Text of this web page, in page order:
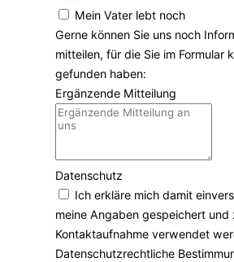
Mein Vater lebt noch
Gerne können Sie uns noch
mitteilen, für die Sie im Formular
gefunden haben:
Ergänzende Mitteilung
Datenschutz
Ich erkläre mich damit
meine Angaben gespeichert und
Kontaktaufnahme verwendet
Datenschutzrechtliche